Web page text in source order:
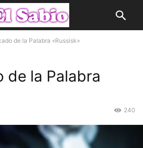
de la Palabra «Russisk»
de la Palabra
240